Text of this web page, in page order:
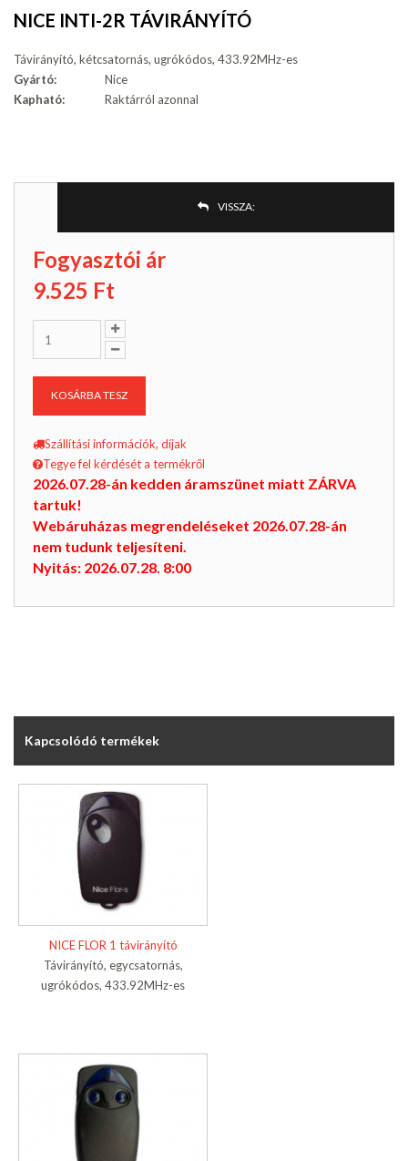
NICE INTI-2R TÁVIRÁNYÍTÓ
Távirányító, kétcsatornás, ugrókódos, 433.92MHz-es
Gyártó:
Nice
Kapható:
Raktárról azonnal
VISSZA:
Fogyasztói ár
9.525 Ft
KOSÁRBA TESZ
Szállítási információk, díjak
Tegye fel kérdését a termékről
2026.07.28-án kedden áramszünet miatt ZÁRVA
tartuk!
Webáruházas megrendeléseket 2026.07.28-án
nem tudunk teljesíteni.
Nyitás: 2026.07.28. 8:00
Kapcsolódó termékek
NICE FLOR 1 távirányító
Távirányító, egycsatornás,
ugrókódos, 433.92MHz-es